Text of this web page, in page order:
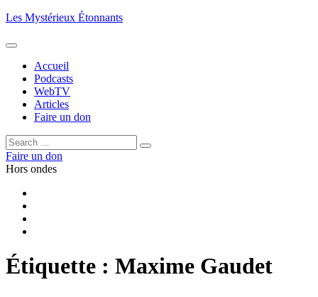
Aller
contenu
Les Mystérieux Étonnants
Accueil
Podcasts
WebTV
Articles
Faire un don
Rechercher :
Rechercher
Faire un don
Hors ondes
Étiquette : Maxime Gaudet